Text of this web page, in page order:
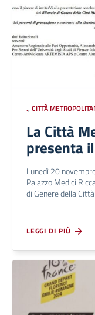
., CITTÀ
La Città
presenta
Lunedì 20
Palazzo Medici
di Genere della
LEGGI DI PIÙ